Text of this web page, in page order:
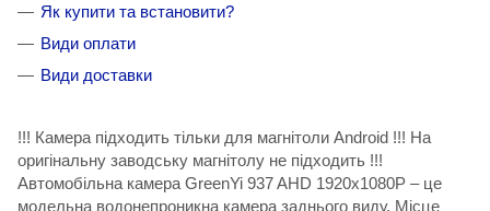
Як купити та встановити?
Види оплати
Види доставки
!!! Камера підходить тільки для магнітоли Android !!! На
оригінальну заводську магнітолу не підходить !!!
Автомобільна камера GreenYi 937 AHD 1920x1080P – це
модельна водонепроникна камера заднього виду. Місце